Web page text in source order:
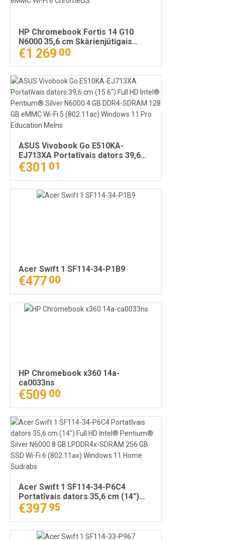
HP Chromebook Fortis 14 G10
N6000 35,6 cm Skārienjūtīgais
ekrāns Full HD Intel® Pentium®
Silver 8 GB LPDDR4x-SDRAM 128
GB eMMC Wi-Fi 6 ChromeOS.
€1 269 00
ASUS Vivobook Go E510KA-
EJ713XA Portatīvais dators 39,6
cm (15.6") Full HD Intel® Pentium®
Silver N6000 4 GB DDR4-SDRAM
128 GB eMMC Wi-Fi 5 (802.11ac)
Windows 11 Pro Education Melns
€301 01
Acer Swift 1 SF114-34-P1B9
€477 00
HP Chromebook x360 14a-
ca0033ns
€509 00
Acer Swift 1 SF114-34-P6C4
Portatīvais dators 35,6 cm (14")
Full HD Intel® Pentium® Silver
N6000 8 GB LPDDR4x-SDRAM 256
GB SSD Wi-Fi 6 (802.11ax) Windows
11 Home Sudrabs
€397 95